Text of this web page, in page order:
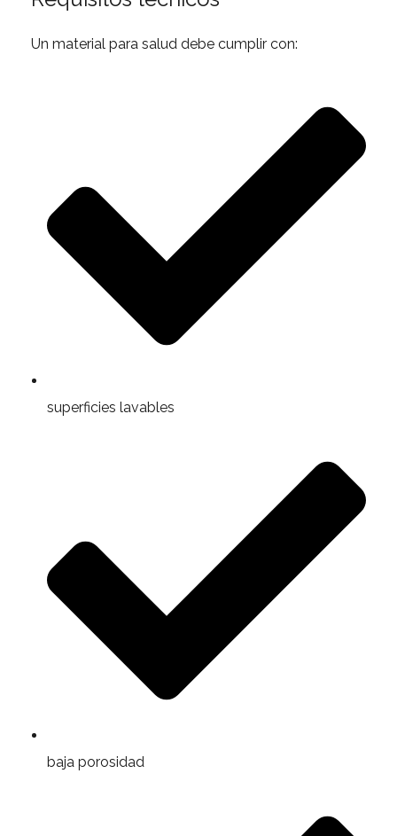
Un material para salud debe cumplir con:
superficies lavables
baja porosidad